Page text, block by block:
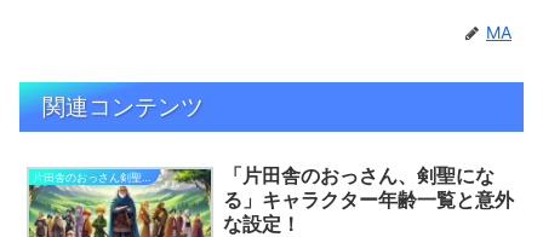
MA
関連コンテンツ
「片田舎のおっさん、剣聖にな
る」キャラクター年齢一覧と意外
な設定！